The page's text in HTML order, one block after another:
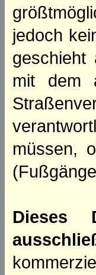
jedoch
geschieht
mit dem
müssen,
Dieses